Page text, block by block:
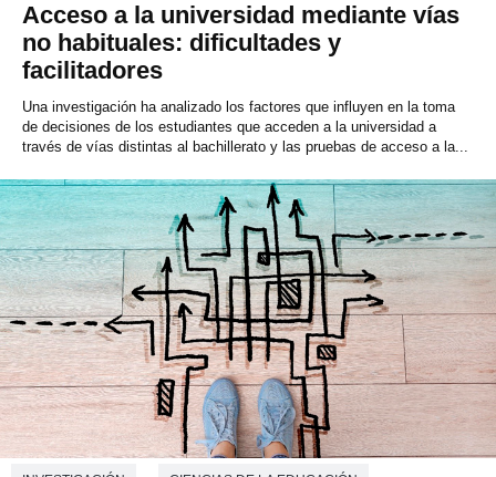
Acceso a la universidad mediante vías
no habituales: dificultades y
facilitadores
Una investigación ha analizado los factores que influyen en la toma
de decisiones de los estudiantes que acceden a la universidad a
través de vías distintas al bachillerato y las pruebas de acceso a la...